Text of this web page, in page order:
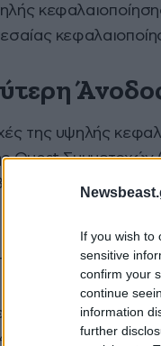
If you wish to
sensitive
confirm your
continue
information
further
της υψηλής
Quest
Elvalhalcor
Development
σημείωσε μόνο
όγκο
και